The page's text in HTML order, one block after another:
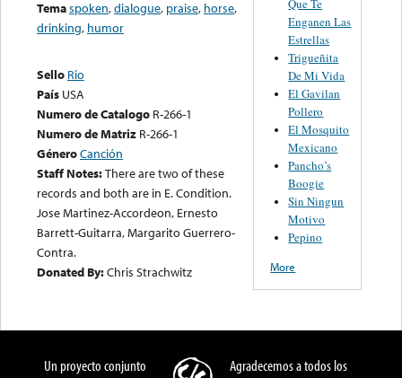
Temaspoken,dialogue, praise, horse,
drinking, humor
Sello Rio
País USA
Numero de Catalogo R-266-1
Numero de Matriz R-266-1
GéneroCanción
Staff Notes:There are two of these
records and both are in E. Condition.
Jose Martinez-Accordeon, Ernesto
Barrett-Guitarra, Margarito Guerrero-
Contra.
Donated By:Chris Strachwitz
Que Te
Enganen Las
Estrellas
Trigueñita
De Mi Vida
El Gavilan
Pollero
El Mosquito
Mexicano
Pancho’s
Boogie
Sin Ningun
Motivo
Pepino
More
Un proyecto conjunto
Agradecemos a todos los